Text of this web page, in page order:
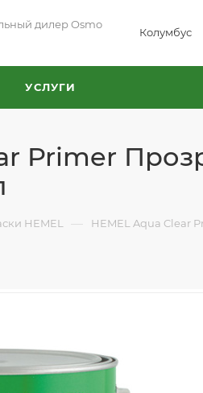
дилер Osmo
Колумбус
УСЛУГИ
Primer
HEMEL — HEMEL Aqua Clear